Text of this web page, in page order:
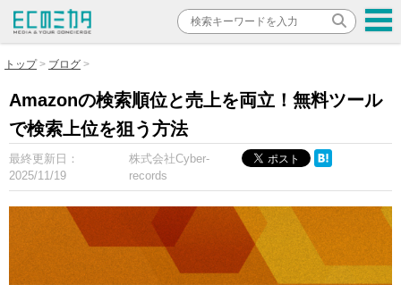
トップ ブログ
Amazonの検索順位と売上を両立！無料ツール
で検索上位を狙う方法
最終更新日：
2025/11/19
株式会社Cyber-
records